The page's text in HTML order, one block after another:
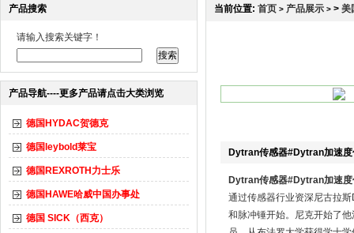
产品搜索
请输入搜索关键字！
产品导航----更多产品请点击大类浏览
德国HYDAC贺德克
德国leybold莱宝
德国REXROTH力士乐
德国HAWE哈威中国办事处
德国 SICK（西克）
当前位置: 首页 > 产品展示 > > 美
Dytran传感器#Dytran加速度
Dytran传感器#Dytran加速度
通过传感器行业资深尼古拉
和脉冲锤开始。尼克开始了